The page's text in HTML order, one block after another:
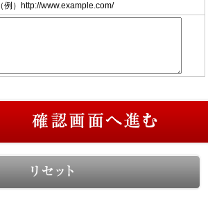
（例）http://www.example.com/